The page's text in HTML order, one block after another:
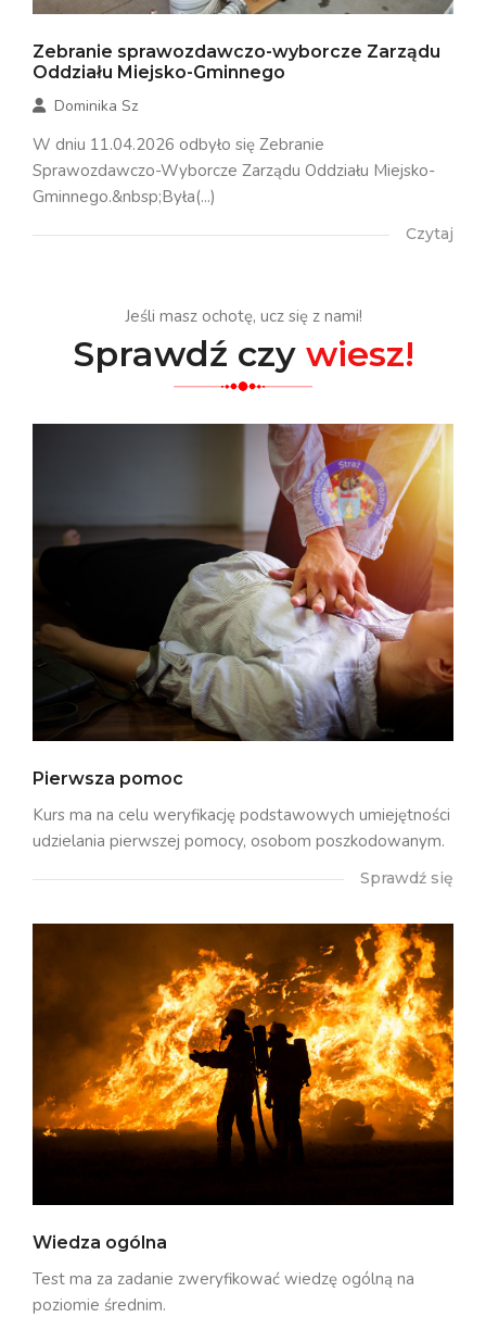
Zebranie sprawozdawczo-wyborcze Zarządu
Oddziału Miejsko-Gminnego
Dominika Sz
W dniu 11.04.2026 odbyło się Zebranie
Sprawozdawczo-Wyborcze Zarządu Oddziału Miejsko-
Gminnego.&nbsp;Była(...)
Czytaj
Jeśli masz ochotę, ucz się z nami!
Sprawdź czy wiesz!
Pierwsza pomoc
Kurs ma na celu weryfikację podstawowych umiejętności
udzielania pierwszej pomocy, osobom poszkodowanym.
Sprawdź się
Wiedza ogólna
Test ma za zadanie zweryfikować wiedzę ogólną na
poziomie średnim.